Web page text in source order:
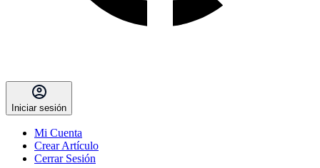
Iniciar sesión
Mi Cuenta
Crear Artículo
Cerrar Sesión